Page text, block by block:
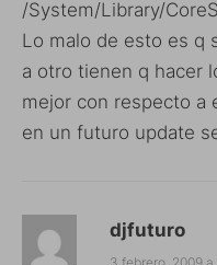
/System/Library/
Lo malo de esto es q
a otro tienen q hacer
mejor con respecto a
en un futuro update
djfuturo
3 febrero, 2009 a